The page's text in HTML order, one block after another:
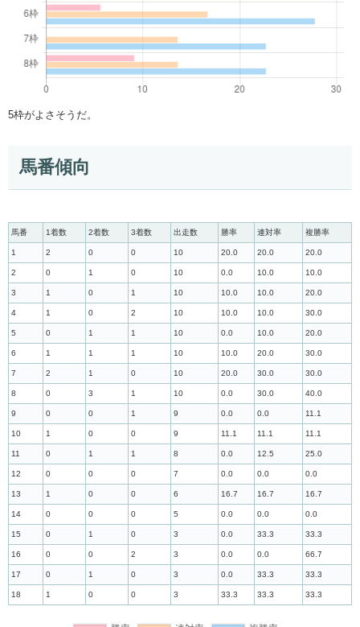
5枠がよさそうだ。
馬番傾向
馬番 1着数 2着数 3着数 出走数 勝率 連対率 複勝率
1 2 0 0 10 20.0 20.0 20.0
2 0 1 0 10 0.0 10.0 10.0
3 1 0 1 10 10.0 10.0 20.0
4 1 0 2 10 10.0 10.0 30.0
5 0 1 1 10 0.0 10.0 20.0
6 1 1 1 10 10.0 20.0 30.0
7 2 1 0 10 20.0 30.0 30.0
8 0 3 1 10 0.0 30.0 40.0
9 0 0 1 9 0.0 0.0 11.1
10 1 0 0 9 11.1 11.1 11.1
11 0 1 1 8 0.0 12.5 25.0
12 0 0 0 7 0.0 0.0 0.0
13 1 0 0 6 16.7 16.7 16.7
14 0 0 0 5 0.0 0.0 0.0
15 0 1 0 3 0.0 33.3 33.3
16 0 0 2 3 0.0 0.0 66.7
17 0 1 0 3 0.0 33.3 33.3
18 1 0 0 3 33.3 33.3 33.3